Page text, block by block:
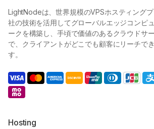
LightNodeは、世界規模のVPSホスティング
社の技術を活用してグローバルエッジコンピ
ークを構築し、手頃で価値のあるクラウドサ
で、クライアントがどこでも顧客にリーチで
す。
Hosting